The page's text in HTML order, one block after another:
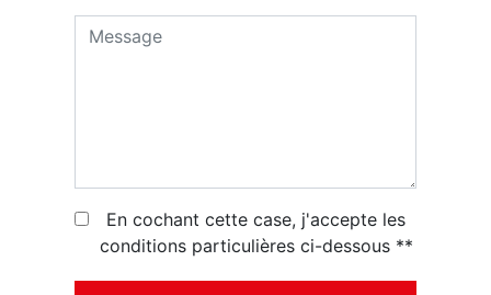
En cochant cette case, j'accepte les
conditions particulières ci-dessous **